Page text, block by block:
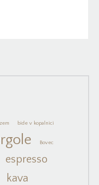
bide v kopalnici
Bovec
espresso
kava